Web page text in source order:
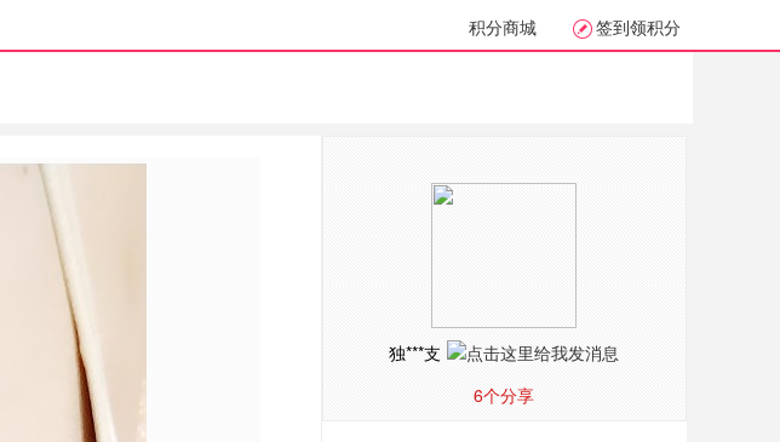
积分商城 签到领积分
独***支
6个分享